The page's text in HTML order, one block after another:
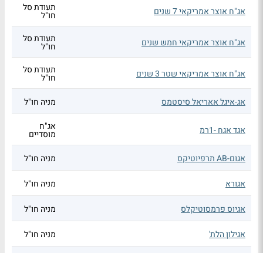
אג"ח אוצר אמריקאי 7 שנים תעודת סל
חו"ל
אג"ח אוצר אמריקאי חמש שנים תעודת סל
חו"ל
אג"ח אוצר אמריקאי שטר 3 שנים תעודת סל
חו"ל
אג-איגל אאריאל סיסטמס
מניה חו"ל
אגד אגח -1רמ אג"ח
מוסדיים
אגום-AB תרפיוטיקס
מניה חו"ל
אגורא מניה חו"ל
אגיוס פרמסוטיקלס מניה חו"ל
אגילון הלת' מניה חו"ל